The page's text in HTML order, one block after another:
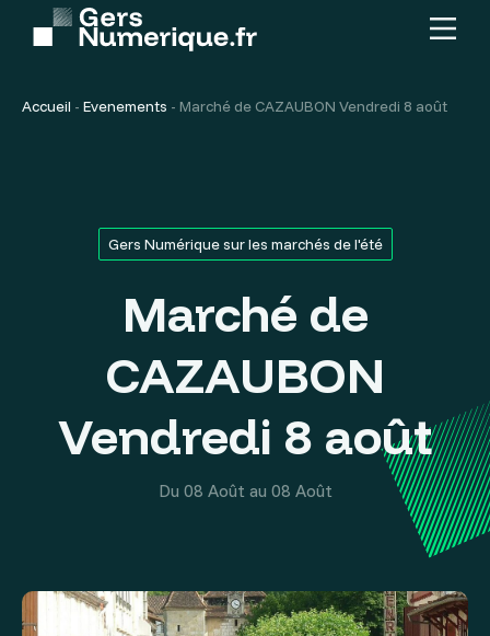
Contenu
principal
Menu
Accueil - Evenements - Marché de CAZAUBON Vendredi 8 août
Gers Numérique sur les marchés de l'été
Marché de
CAZAUBON
Vendredi 8 août
Du 08 Août au 08 Août